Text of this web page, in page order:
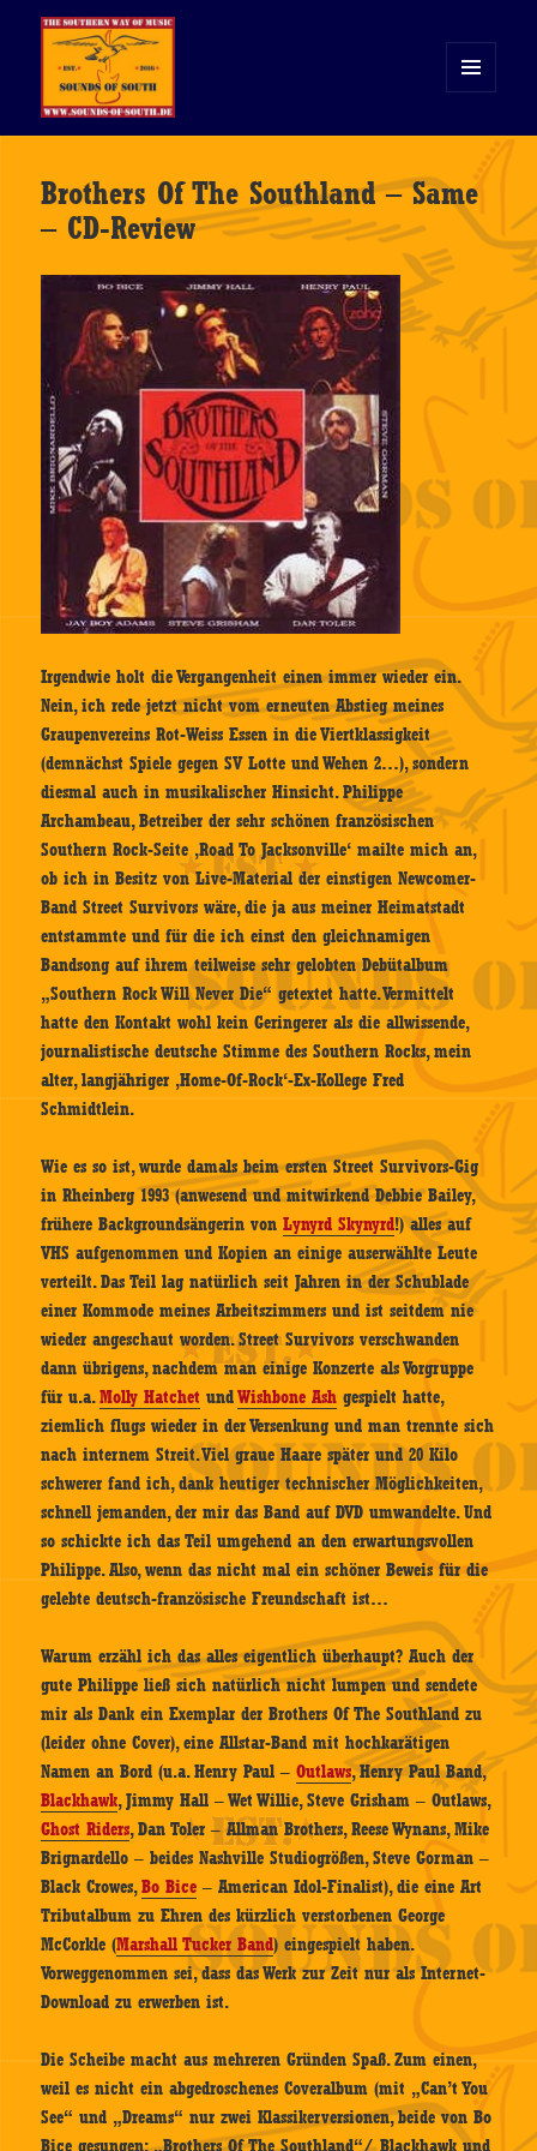
WIDGETS
Brothers Of The Southland – Same
– CD-Review
Irgendwie holt die Vergangenheit einen immer wieder ein.
Nein, ich rede jetzt nicht vom erneuten Abstieg meines
Graupenvereins Rot-Weiss Essen in die Viertklassigkeit
(demnächst Spiele gegen SV Lotte und Wehen 2…), sondern
diesmal auch in musikalischer Hinsicht. Philippe
Archambeau, Betreiber der sehr schönen französischen
Southern Rock-Seite ‚Road To Jacksonville‘ mailte mich an,
ob ich in Besitz von Live-Material der einstigen Newcomer-
Band Street Survivors wäre, die ja aus meiner Heimatstadt
entstammte und für die ich einst den gleichnamigen
Bandsong auf ihrem teilweise sehr gelobten Debütalbum
„Southern Rock Will Never Die“ getextet hatte. Vermittelt
hatte den Kontakt wohl kein Geringerer als die allwissende,
journalistische deutsche Stimme des Southern Rocks, mein
alter, langjähriger ‚Home-Of-Rock‘-Ex-Kollege Fred
Schmidtlein.
Wie es so ist, wurde damals beim ersten Street Survivors-Gig
in Rheinberg 1993 (anwesend und mitwirkend Debbie Bailey,
frühere Backgroundsängerin vonLynyrd Skynyrd!) alles auf
VHS aufgenommen und Kopien an einige auserwählte Leute
verteilt. Das Teil lag natürlich seit Jahren in der Schublade
einer Kommode meines Arbeitszimmers und ist seitdem nie
wieder angeschaut worden. Street Survivors verschwanden
dann übrigens, nachdem man einige Konzerte als Vorgruppe
für u.a.Molly Hatchet undWishbone Ash gespielt hatte,
ziemlich flugs wieder in der Versenkung und man trennte sich
nach internem Streit. Viel graue Haare später und 20 Kilo
schwerer fand ich, dank heutiger technischer Möglichkeiten,
schnell jemanden, der mir das Band auf DVD umwandelte. Und
so schickte ich das Teil umgehend an den erwartungsvollen
Philippe. Also, wenn das nicht mal ein schöner Beweis für die
gelebte deutsch-französische Freundschaft ist…
Warum erzähl ich das alles eigentlich überhaupt? Auch der
gute Philippe ließ sich natürlich nicht lumpen und sendete
mir als Dank ein Exemplar der Brothers Of The Southland zu
(leider ohne Cover), eine Allstar-Band mit hochkarätigen
Namen an Bord (u.a. Henry Paul –Outlaws,Henry Paul Band,
Blackhawk, Jimmy Hall – Wet Willie, Steve Grisham – Outlaws,
Ghost Riders, Dan Toler – Allman Brothers, Reese Wynans, Mike
Brignardello – beides Nashville Studiogrößen, Steve Gorman –
Black Crowes,Bo Bice – American Idol-Finalist), die eine Art
Tributalbum zu Ehren des kürzlich verstorbenen George
McCorkle (Marshall Tucker Band) eingespielt haben.
Vorweggenommen sei, dass das Werk zur Zeit nur als Internet-
Download zu erwerben ist.
Die Scheibe macht aus mehreren Gründen Spaß. Zum einen,
weil es nicht ein abgedroschenes Coveralbum (mit „Can’t You
See“ und „Dreams“ nur zwei Klassikerversionen, beide von Bo